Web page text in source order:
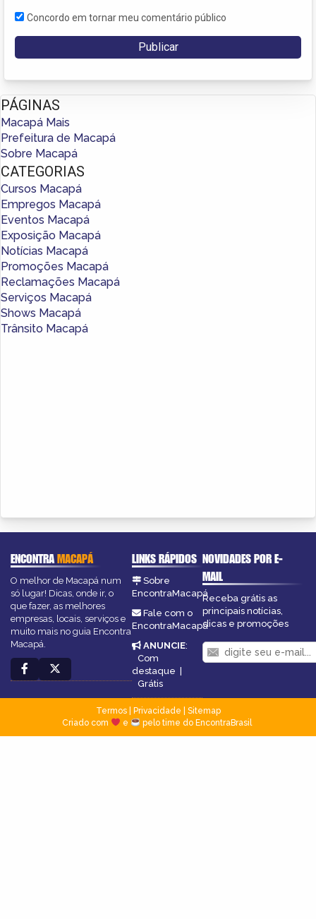
Concordo em tornar meu comentário público
PÁGINAS
Macapá Mais
Prefeitura de Macapá
Sobre Macapá
CATEGORIAS
Cursos Macapá
Empregos Macapá
Eventos Macapá
Exposição Macapá
Notícias Macapá
Promoções Macapá
Reclamações Macapá
Serviços Macapá
Shows Macapá
Trânsito Macapá
ENCONTRAMACAPÁ
O melhor de Macapá num
só lugar! Dicas, onde ir, o
que fazer, as melhores
empresas, locais, serviços e
muito mais no guia Encontra
Macapá.
LINKS RÁPIDOS
Sobre
EncontraMacapá
Fale com o
EncontraMacapá
ANUNCIE:
Com
destaque |
Grátis
NOVIDADES POR E-
MAIL
Receba grátis as
principais notícias,
dicas e promoções
Termos| Privacidade
Sitemap
Criado com
e pelo time do EncontraBrasil